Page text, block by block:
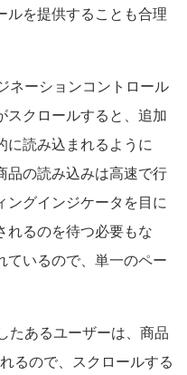
ルを提供することも合理
ネーションコントロール
スクロールすると、追加
に読み込まれるように
品の読み込みは高速で行
ングインジケータを目に
れるのを待つ必要もな
ているので、単一のペー
たあるユーザーは、商品
るので、スクロールする